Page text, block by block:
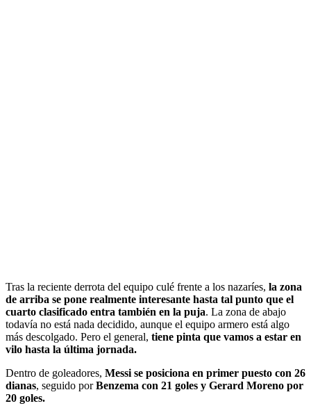
Tras la reciente derrota del equipo culé frente a los nazaríes, la zona
de arriba se pone realmente interesante hasta tal punto que el
cuarto clasificado entra también en la puja. La zona de abajo
todavía no está nada decidido, aunque el equipo armero está algo
más descolgado. Pero el general, tiene pinta que vamos a estar en
vilo hasta la última jornada.
Dentro de goleadores, Messi se posiciona en primer puesto con 26
dianas, seguido porBenzema con 21 goles y Gerard Moreno por
20 goles.